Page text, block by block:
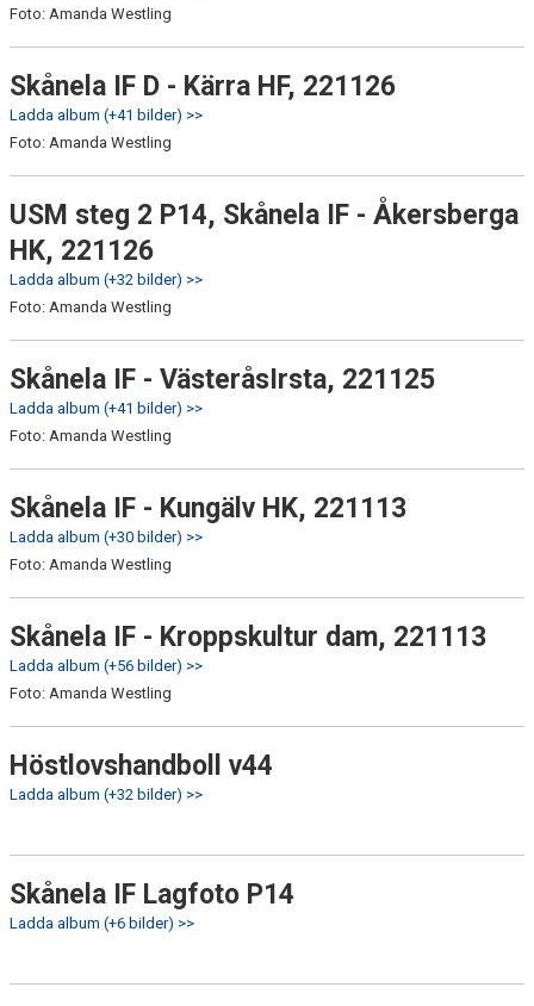
Foto: Amanda Westling
Skånela IF D - Kärra HF, 221126
Ladda album (+41 bilder) >>
Foto: Amanda Westling
USM steg 2 P14, Skånela IF - Åkersberga
HK, 221126
Ladda album (+32 bilder) >>
Foto: Amanda Westling
Skånela IF - VästeråsIrsta, 221125
Ladda album (+41 bilder) >>
Foto: Amanda Westling
Skånela IF - Kungälv HK, 221113
Ladda album (+30 bilder) >>
Foto: Amanda Westling
Skånela IF - Kroppskultur dam, 221113
Ladda album (+56 bilder) >>
Foto: Amanda Westling
Höstlovshandboll v44
Ladda album (+32 bilder) >>
Skånela IF Lagfoto P14
Ladda album (+6 bilder) >>